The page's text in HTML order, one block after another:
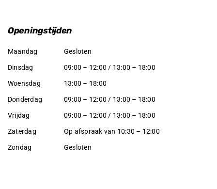
Openingstijden
Maandag Gesloten
Dinsdag 09:00 – 12:00 / 13:00 – 18:00
Woensdag 13:00 – 18:00
Donderdag 09:00 – 12:00 / 13:00 – 18:00
Vrijdag 09:00 – 12:00 / 13:00 – 18:00
Zaterdag Op afspraak van 10:30 – 12:00
Zondag Gesloten